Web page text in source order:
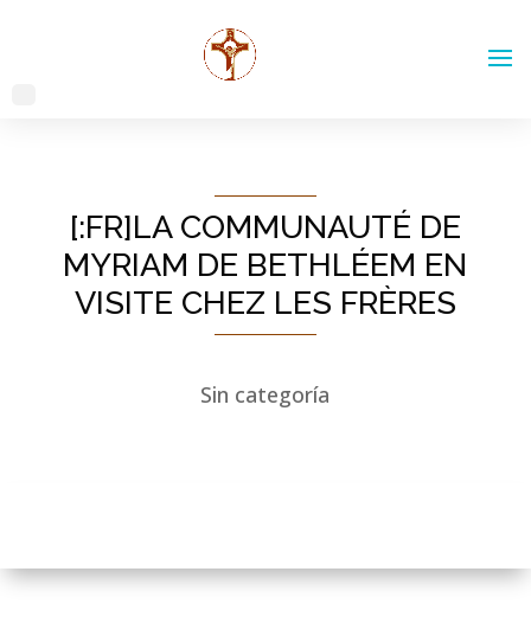
[:FR]LA COMMUNAUTÉ DE
MYRIAM DE BETHLÉEM EN
VISITE CHEZ LES FRÈRES
Sin categoría